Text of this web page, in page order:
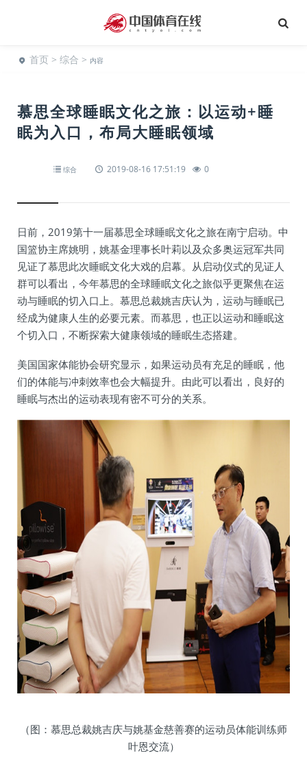
首页 > 综合 > 内容
慕思全球睡眠文化之旅：以运动+睡
眠为入口，布局大睡眠领域
综合 2019-08-16 17:51:19 0
日前，2019第十一届慕思全球睡眠文化之旅在南宁启动。中
国篮协主席姚明，姚基金理事长叶莉以及众多奥运冠军共同
见证了慕思此次睡眠文化大戏的启幕。从启动仪式的见证人
群可以看出，今年慕思的全球睡眠文化之旅似乎更聚焦在运
动与睡眠的切入口上。慕思总裁姚吉庆认为，运动与睡眠已
经成为健康人生的必要元素。而慕思，也正以运动和睡眠这
个切入口，不断探索大健康领域的睡眠生态搭建。
美国国家体能协会研究显示，如果运动员有充足的睡眠，他
们的体能与冲刺效率也会大幅提升。由此可以看出，良好的
睡眠与杰出的运动表现有密不可分的关系。
（图：慕思总裁姚吉庆与姚基金慈善赛的运动员体能训练师
叶恩交流）